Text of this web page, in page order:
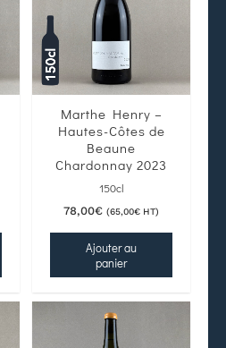
Marthe Henry –
Hautes-Côtes de
Beaune
Chardonnay 2023
150cl
78,00€ (65,00€ HT)
Ajouter au
panier